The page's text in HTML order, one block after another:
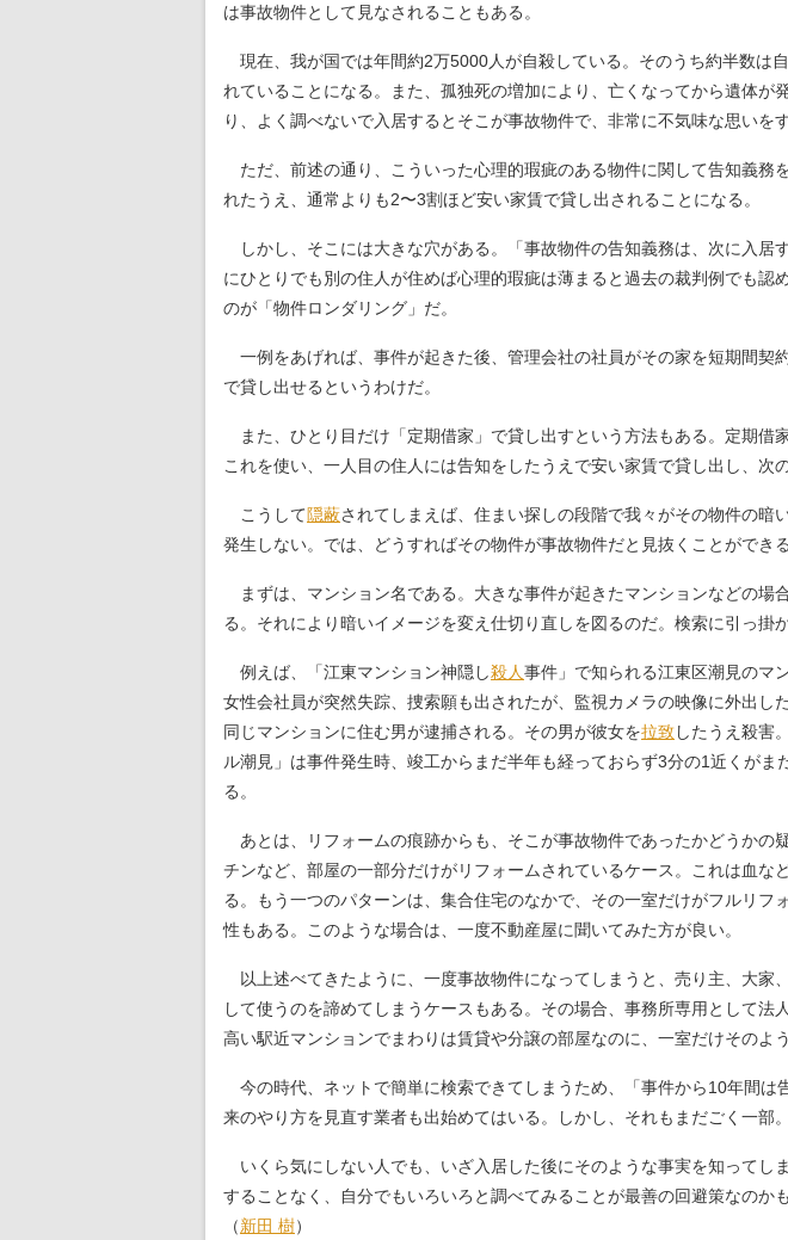
は事故物件として見なされることもある。
現在、我が国では年間約2万5000人が自殺している。そのうち約半数は
れていることになる。また、孤独死の増加により、亡くなってから遺体
り、よく調べないで入居するとそこが事故物件で、非常に不気味な思いを
ただ、前述の通り、こういった心理的瑕疵のある物件に関して告知義務
れたうえ、通常よりも2〜3割ほど安い家賃で貸し出されることになる。
しかし、そこには大きな穴がある。「事故物件の告知義務は、次に入居
にひとりでも別の住人が住めば心理的瑕疵は薄まると過去の裁判例でも
のが「物件ロンダリング」だ。
一例をあげれば、事件が起きた後、管理会社の社員がその家を短期間契
で貸し出せるというわけだ。
また、ひとり目だけ「定期借家」で貸し出すという方法もある。定期借
これを使い、一人目の住人には告知をしたうえで安い家賃で貸し出し、次
こうして隠蔽されてしまえば、住まい探しの段階で我々がその物件の
発生しない。では、どうすればその物件が事故物件だと見抜くことがで
まずは、マンション名である。大きな事件が起きたマンションなどの場
る。それにより暗いイメージを変え仕切り直しを図るのだ。検索に引っ掛
例えば、「江東マンション神隠し殺人事件」で知られる江東区潮見のマ
女性会社員が突然失踪、捜索願も出されたが、監視カメラの映像に外出し
同じマンションに住む男が逮捕される。その男が彼女を拉致したうえ殺害
ル潮見」は事件発生時、竣工からまだ半年も経っておらず3分の1近くが
る。
あとは、リフォームの痕跡からも、そこが事故物件であったかどうかの
チンなど、部屋の一部分だけがリフォームされているケース。これは血
る。もう一つのパターンは、集合住宅のなかで、その一室だけがフルリ
性もある。このような場合は、一度不動産屋に聞いてみた方が良い。
以上述べてきたように、一度事故物件になってしまうと、売り主、大家
して使うのを諦めてしまうケースもある。その場合、事務所専用として
高い駅近マンションでまわりは賃貸や分譲の部屋なのに、一室だけそのよ
今の時代、ネットで簡単に検索できてしまうため、「事件から10年間
来のやり方を見直す業者も出始めてはいる。しかし、それもまだごく一部。
いくら気にしない人でも、いざ入居した後にそのような事実を知ってし
することなく、自分でもいろいろと調べてみることが最善の回避策なのかも
（新田 樹）